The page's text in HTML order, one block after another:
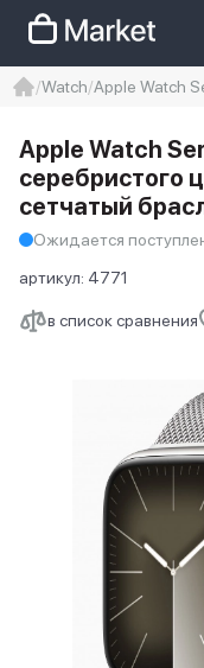
Iphone 14 pro max
Watch Apple Watch
в список сравнения
Apple Watch
серебристого
сетчатый
Ожидается
артикул: 4771